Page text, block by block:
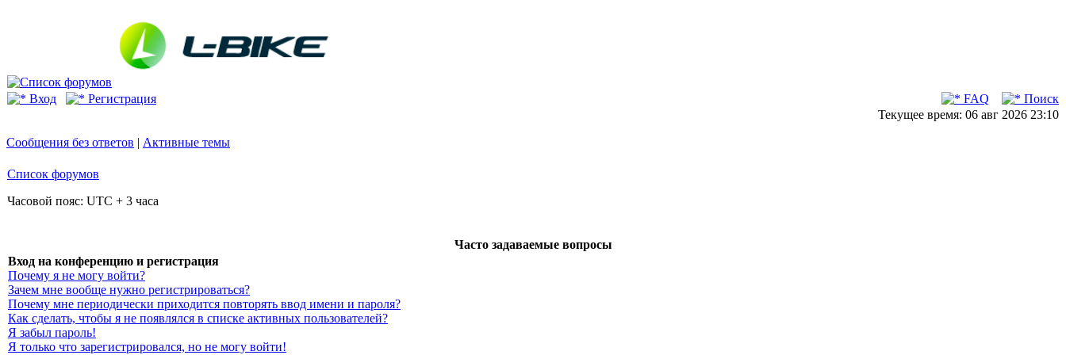
Вход Регистрация FAQ
Поиск
Текущее время: 06 авг 2026 23:10
Сообщения без ответов | Активные темы
Список форумов
Часовой пояс: UTC + 3 часа
Часто задаваемые вопросы
Вход на конференцию и регистрация
Почему я не могу войти?
Зачем мне вообще нужно регистрироваться?
Почему мне периодически приходится повторять ввод имени и пароля?
Как сделать, чтобы я не появлялся в списке активных пользователей?
Я забыл пароль!
Я только что зарегистрировался, но не могу войти!